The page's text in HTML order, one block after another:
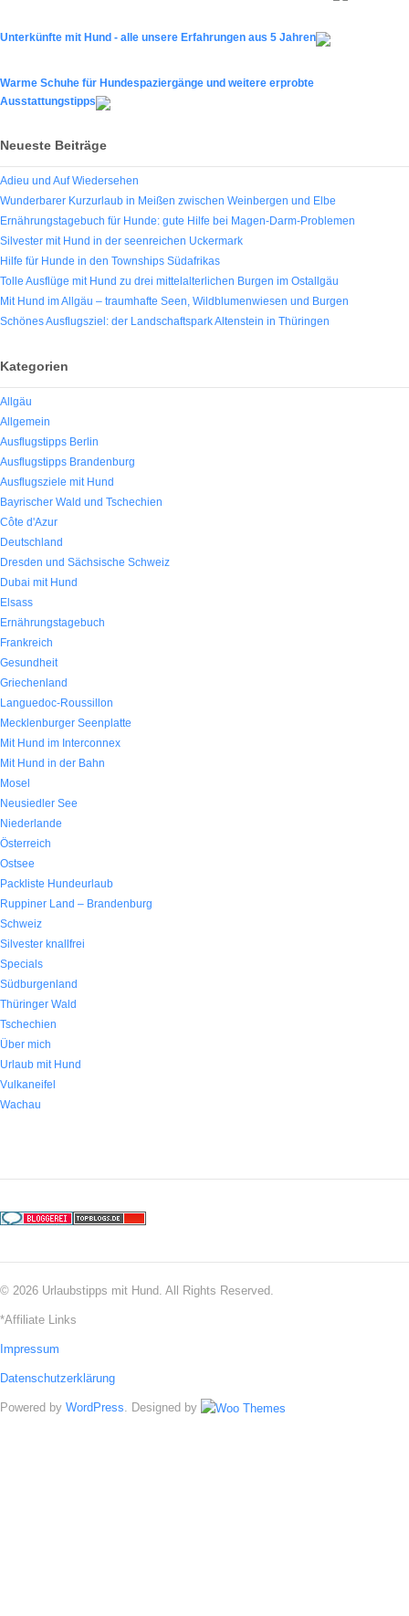
Unterkünfte mit Hund - alle unsere Erfahrungen aus 5 Jahren
Warme Schuhe für Hundespaziergänge und weitere erprobte
Ausstattungstipps
Neueste Beiträge
Adieu und Auf Wiedersehen
Wunderbarer Kurzurlaub in Meißen zwischen Weinbergen und Elbe
Ernährungstagebuch für Hunde: gute Hilfe bei Magen-Darm-Problemen
Silvester mit Hund in der seenreichen Uckermark
Hilfe für Hunde in den Townships Südafrikas
Tolle Ausflüge mit Hund zu drei mittelalterlichen Burgen im Ostallgäu
Mit Hund im Allgäu – traumhafte Seen, Wildblumenwiesen und Burgen
Schönes Ausflugsziel: der Landschaftspark Altenstein in Thüringen
Kategorien
Allgäu
Allgemein
Ausflugstipps Berlin
Ausflugstipps Brandenburg
Ausflugsziele mit Hund
Bayrischer Wald und Tschechien
Côte d'Azur
Deutschland
Dresden und Sächsische Schweiz
Dubai mit Hund
Elsass
Ernährungstagebuch
Frankreich
Gesundheit
Griechenland
Languedoc-Roussillon
Mecklenburger Seenplatte
Mit Hund im Interconnex
Mit Hund in der Bahn
Mosel
Neusiedler See
Niederlande
Österreich
Ostsee
Packliste Hundeurlaub
Ruppiner Land – Brandenburg
Schweiz
Silvester knallfrei
Specials
Südburgenland
Thüringer Wald
Tschechien
Über mich
Urlaub mit Hund
Vulkaneifel
Wachau
© 2026 Urlaubstipps mit Hund. All Rights Reserved.
*Affiliate Links
Impressum
Datenschutzerklärung
Powered by WordPress. Designed by